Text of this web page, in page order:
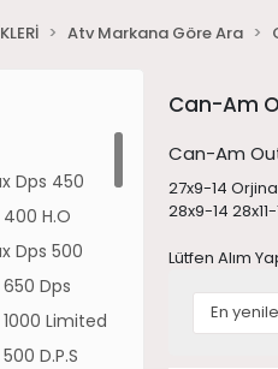
Atv Markana Göre Ara
Dps 450
H.O
Dps 500
Dps
Limited
D.P.S
Can-Am
Can-Am
27x9-14
28x9-14
Lütfen Alım